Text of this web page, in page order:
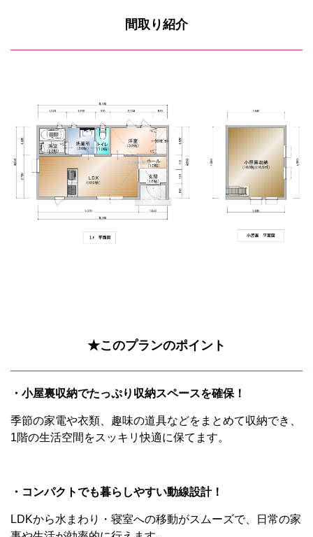
間取り紹介
★このプランのポイント
・小屋裏収納でたっぷり収納スペースを確保！
季節の家電や衣類、趣味の道具などをまとめて収納でき、
1階の生活空間をスッキリ快適に保てます。
・コンパクトでも暮らしやすい動線設計！
LDKから水まわり・寝室への移動がスムーズで、日常の家